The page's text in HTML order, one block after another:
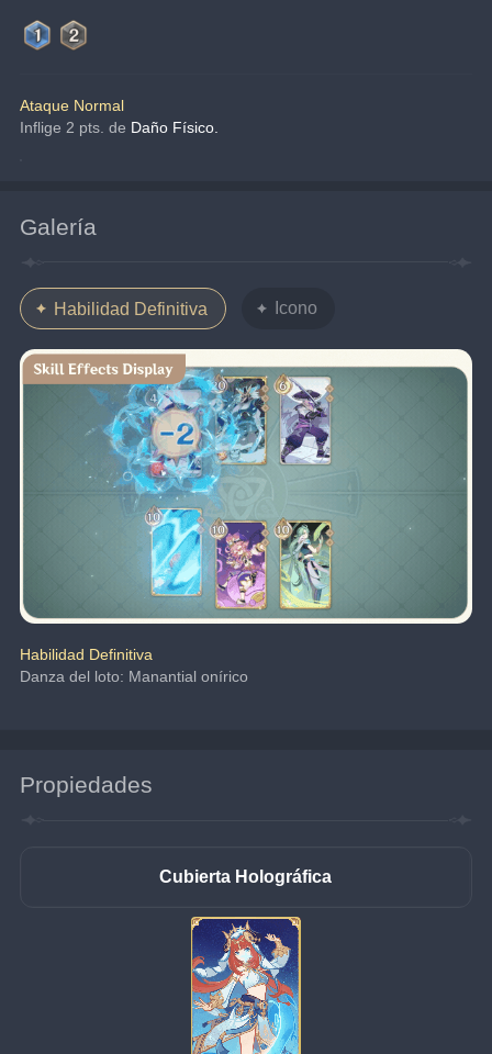
Ataque Normal
Inflige 2 pts. de Daño Físico.
Galería
Habilidad Definitiva Icono
Habilidad Definitiva
Danza del loto: Manantial onírico
Propiedades
Cubierta Holográfica